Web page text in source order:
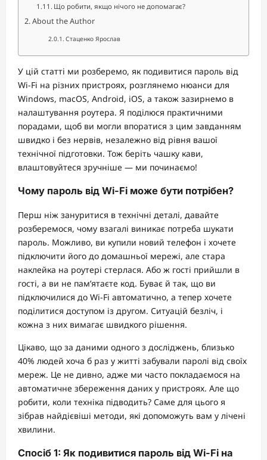
Що робити, якщо нічого не допомагає?
About the Author
Стаценко Ярослав
У цій статті ми розберемо, як подивитися пароль від
Wi-Fi на різних пристроях, розглянемо нюанси для
Windows, macOS, Android, iOS, а також зазирнемо в
налаштування роутера. Я поділюся практичними
порадами, щоб ви могли впоратися з цим завданням
швидко і без нервів, незалежно від рівня вашої
технічної підготовки. Тож беріть чашку кави,
влаштовуйтеся зручніше — ми починаємо!
Чому пароль від Wi-Fi може бути потрібен?
Перш ніж зануритися в технічні деталі, давайте
розберемося, чому взагалі виникає потреба шукати
пароль. Можливо, ви купили новий телефон і хочете
підключити його до домашньої мережі, але стара
наклейка на роутері стерлася. Або ж гості прийшли в
гості, а ви не пам’ятаєте код. Буває й так, що ви
підключилися до Wi-Fi автоматично, а тепер хочете
поділитися доступом із другом. Ситуацій безліч, і
кожна з них вимагає швидкого рішення.
Цікаво, що за даними одного з досліджень, близько
40% людей хоча б раз у житті забували паролі від своїх
мереж. Це не дивно, адже ми часто покладаємося на
автоматичне збереження даних у пристроях. Але що
робити, коли техніка підводить? Саме для цього я
зібрав найдієвіші методи, які допоможуть вам у лічені
хвилини.
Спосіб 1: Як подивитися пароль від Wi-Fi на